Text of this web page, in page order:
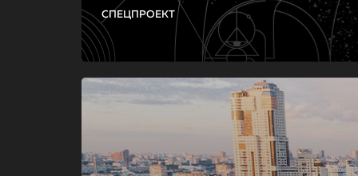
СПЕЦПРОЕКТ